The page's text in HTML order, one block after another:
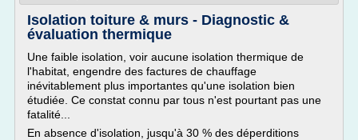
Isolation toiture & murs - Diagnostic &
évaluation thermique
Une faible isolation, voir aucune isolation thermique de
l'habitat, engendre des factures de chauffage
inévitablement plus importantes qu'une isolation bien
étudiée. Ce constat connu par tous n'est pourtant pas une
fatalité...
En absence d'isolation, jusqu'à 30 % des déperditions